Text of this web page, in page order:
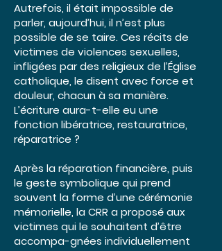
Autrefois, il était impossible de
parler, aujourd’hui, il n’est plus
possible de se taire. Ces récits de
victimes de violences sexuelles,
infligées par des religieux de l’Église
catholique, le disent avec force et
douleur, chacun à sa manière.
L’écriture aura-t-elle eu une
fonction libératrice, restauratrice,
réparatrice ?
Après la réparation financière, puis
le geste symbolique qui prend
souvent la forme d’une cérémonie
mémorielle, la CRR a proposé aux
victimes qui le souhaitent d’être
accompa-gnées individuellement